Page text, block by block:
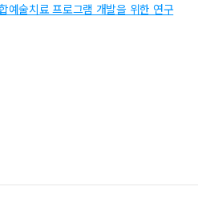
술치료 프로그램 개발을 위한 연구